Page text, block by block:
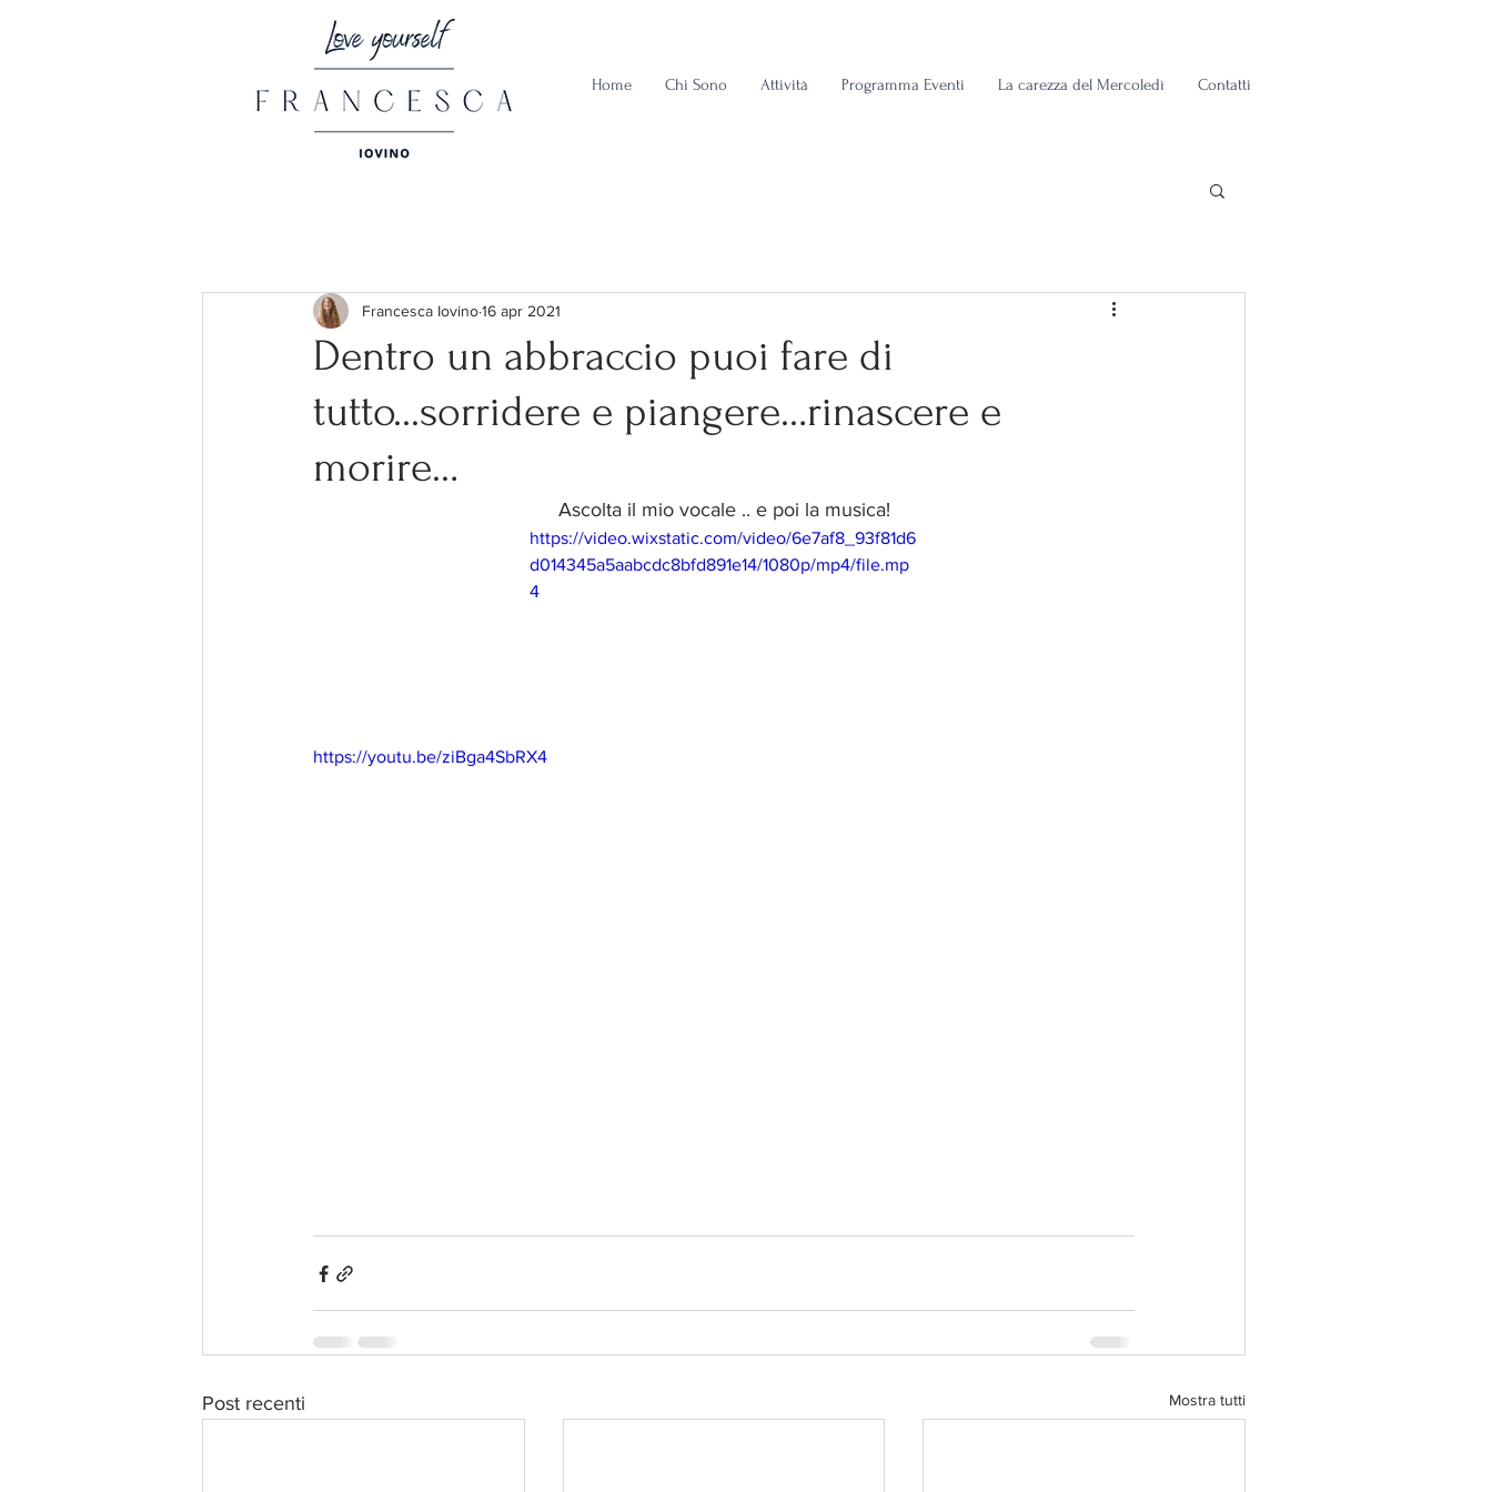
Home Chi Sono Attività Programma Eventi La carezza del Mercoledì Contatti
Dentro un abbraccio puoi fare di
tutto...sorridere e piangere…rinascere e
morire…
Francesca Iovino16 apr 2021
Ascolta il mio vocale .. e poi la musica!
https://video.wixstatic.com/video/6e7af8_93f81d6
d014345a5aabcdc8bfd891e14/1080p/mp4/file.mp
4
https://youtu.be/ziBga4SbRX4
Post recenti Mostra tutti